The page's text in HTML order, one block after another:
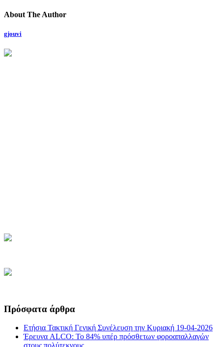
About The Author
gjouvi
Πρόσφατα άρθρα
Ετήσια Τακτική Γενική Συνέλευση την Κυριακή 19-04-2026
Έρευνα ALCO: Το 84% υπέρ πρόσθετων φοροαπαλλαγών